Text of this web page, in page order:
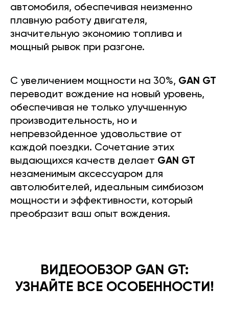
автомобиля, обеспечивая неизменно
плавную работу двигателя,
значительную экономию топлива и
мощный рывок при разгоне.
С увеличением мощности на 30%, GAN GT
переводит вождение на новый уровень,
обеспечивая не только улучшенную
производительность, но и
непревзойденное удовольствие от
каждой поездки. Сочетание этих
выдающихся качеств делает GAN GT
незаменимым аксессуаром для
автолюбителей, идеальным симбиозом
мощности и эффективности, который
преобразит ваш опыт вождения.
ВИДЕООБЗОР GAN GT:
УЗНАЙТЕ ВСЕ ОСОБЕННОСТИ!